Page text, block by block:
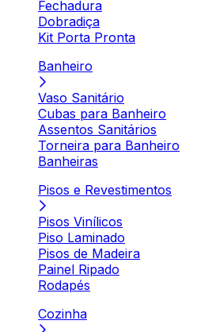
Fechadura
Dobradiça
Kit Porta Pronta
Banheiro
Vaso Sanitário
Cubas para Banheiro
Assentos Sanitários
Torneira para Banheiro
Banheiras
Pisos e Revestimentos
Pisos Vinílicos
Piso Laminado
Pisos de Madeira
Painel Ripado
Rodapés
Cozinha